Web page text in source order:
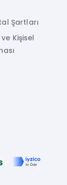
Şartları
Kişisel